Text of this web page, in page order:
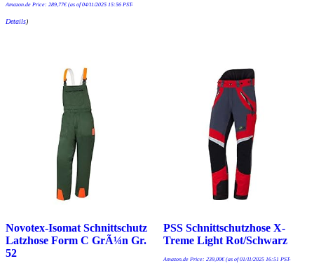
Amazon.de Price: 289,77€(as of 04/11/2025 15:56 PST-
Details)
Novotex-Isomat Schnittschutz
Latzhose Form C GrÃ¼n Gr.
52
PSS Schnittschutzhose X-
Treme Light Rot/Schwarz
Amazon.de Price: 239,00€(as of 01/11/2025 16:51 PST-